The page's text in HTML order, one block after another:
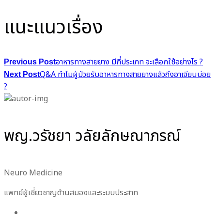
แนะแนวเรื่อง
Previous Postอาหารทางสายยาง มีกี่ประเภท จะเลือกใช้อย่างไร ?
Next PostQ&A ทำไมผู้ป่วยรับอาหารทางสายยางแล้วถึงอาเจียนบ่อย
?
พญ.วรัชยา วลัยลักษณาภรณ์
Neuro Medicine
แพทย์ผู้เชี่ยวชาญด้านสมองและระบบประสาท